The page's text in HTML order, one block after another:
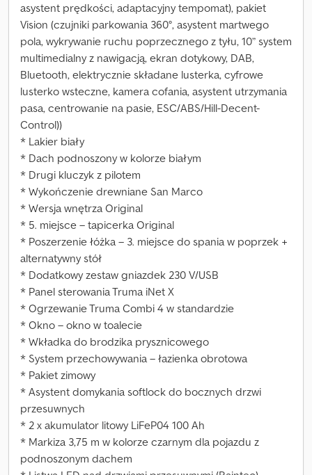
asystent prędkości, adaptacyjny tempomat), pakiet
Vision (czujniki parkowania 360°, asystent martwego
pola, wykrywanie ruchu poprzecznego z tyłu, 10” system
multimedialny z nawigacją, ekran dotykowy, DAB,
Bluetooth, elektrycznie składane lusterka, cyfrowe
lusterko wsteczne, kamera cofania, asystent utrzymania
pasa, centrowanie na pasie, ESC/ABS/Hill-Decent-
Control))
* Lakier biały
* Dach podnoszony w kolorze białym
* Drugi kluczyk z pilotem
* Wykończenie drewniane San Marco
* Wersja wnętrza Original
* 5. miejsce – tapicerka Original
* Poszerzenie łóżka – 3. miejsce do spania w poprzek +
alternatywny stół
* Dodatkowy zestaw gniazdek 230 V/USB
* Panel sterowania Truma iNet X
* Ogrzewanie Truma Combi 4 w standardzie
* Okno – okno w toalecie
* Wkładka do brodzika prysznicowego
* System przechowywania – łazienka obrotowa
* Pakiet zimowy
* Asystent domykania softlock do bocznych drzwi
przesuwnych
* 2 x akumulator litowy LiFeP04 100 Ah
* Markiza 3,75 m w kolorze czarnym dla pojazdu z
podnoszonym dachem